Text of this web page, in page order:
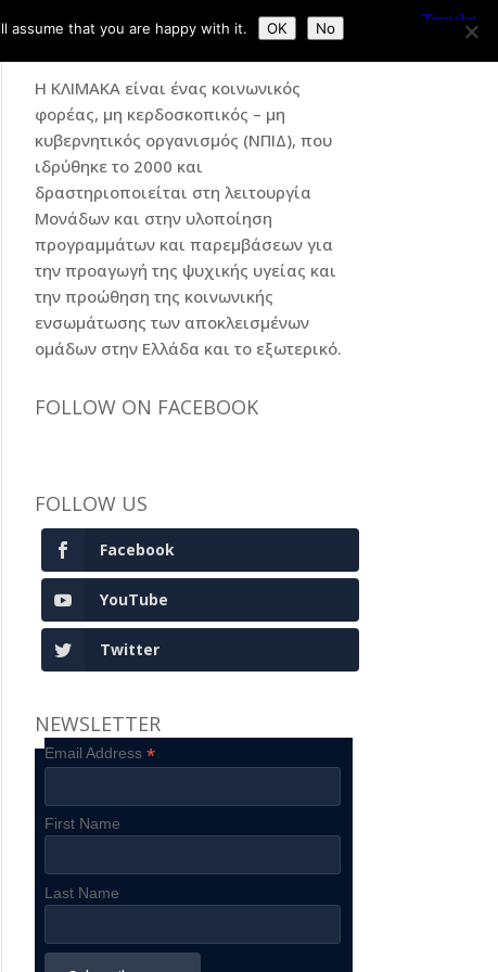
Η ΚΛΙΜΑΚΑ είναι ένας κοινωνικός
φορέας, μη κερδοσκοπικός – μη
κυβερνητικός οργανισμός (ΝΠΙΔ), που
ιδρύθηκε το 2000 και
δραστηριοποιείται στη λειτουργία
Μονάδων και στην υλοποίηση
προγραμμάτων και παρεμβάσεων για
την προαγωγή της ψυχικής υγείας και
την προώθηση της κοινωνικής
ενσωμάτωσης των αποκλεισμένων
ομάδων στην Ελλάδα και το εξωτερικό.
FOLLOW ON FACEBOOK
FOLLOW US
Facebook
YouTube
Twitter
NEWSLETTER
Email Address*
First Name
Last Name
assume that you are happy with it. OK No